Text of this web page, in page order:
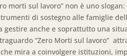
morti sul lavoro” non è uno
di sostegno alle famiglie
gestire anche e soprattutto una
“Zero Morti sul lavoro”
che mira a coinvolgere istituzioni,